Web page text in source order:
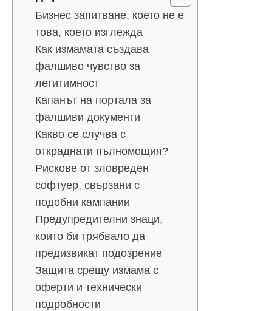
Бизнес запитване, което не е
това, което изглежда
Как измамата създава
фалшиво чувство за
легитимност
Капанът на портала за
фалшиви документи
Какво се случва с
откраднати пълномощия?
Рискове от зловреден
софтуер, свързани с
подобни кампании
Предупредителни знаци,
които би трябвало да
предизвикат подозрение
Защита срещу измама с
оферти и технически
подробности